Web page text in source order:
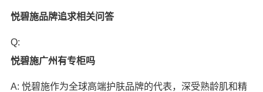
悦碧施品牌追求相关问答
Q:
悦碧施广州有专柜吗
A: 悦碧施作为全球高端护肤品牌的代表，深受熟龄肌和精